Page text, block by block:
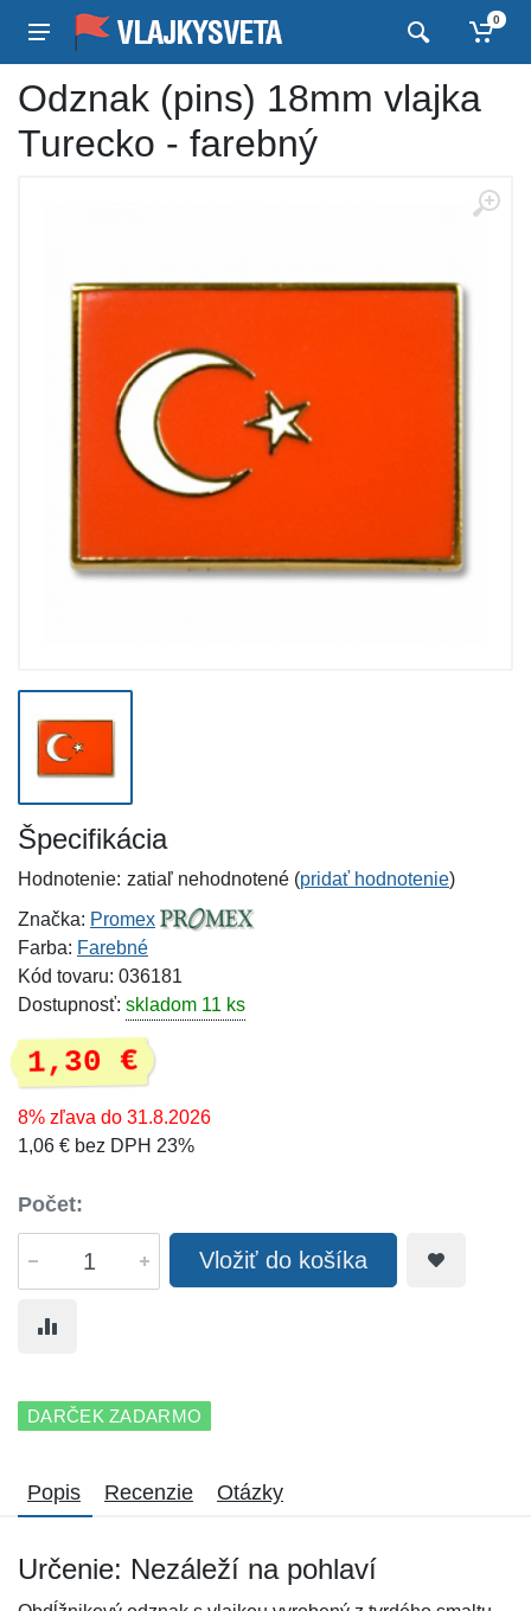
0
Odznak (pins) 18mm vlajka
Turecko - farebný
Špecifikácia
Hodnotenie: zatiaľ nehodnotené (pridať hodnotenie)
Značka: Promex
Farba: Farebné
Kód tovaru: 036181
Dostupnosť: skladom 11 ks
1,30 €
8% zľava do 31.8.2026
1,06 € bez DPH 23%
Počet:
Vložiť do košíka
DARČEK ZADARMO
Popis Recenzie Otázky
Určenie: Nezáleží na pohlaví